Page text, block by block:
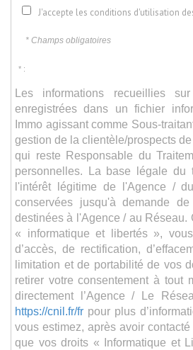
J'accepte les conditions d'utilisation
* Champs obligatoires
* :
Les informations recueillies
enregistrées dans un fichier
Immo agissant comme Sous-
gestion de la clientèle/prospects
qui reste Responsable du
personnelles. La base légale du
l'intérêt légitime de l'Agence /
conservées jusqu'à demande
destinées à l'Agence / au Réseau.
« informatique et libertés »,
d’accès, de rectification,
limitation et de portabilité de vos
retirer votre consentement à tout
directement l’Agence / Le
https://cnil.fr/fr pour plus
vous estimez, après avoir
que vos droits « Informatique et